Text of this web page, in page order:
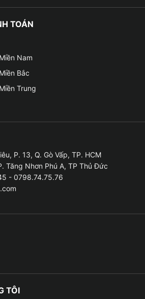
động của ánh sáng (cụ thể như
nháy theo nhạc, thời gian sao
chọn đổi màu qua Bluetooth với
điều khiển đổi chế độ màu
của sản phẩm trần sao:
Sau đó sử dụng modum để
chọn các hiệu ứng ánh sáng yêu
có thể tự điều chỉnh thông qua
hoặc điều khiển qua điện thoại
dòng xe và mật độ sao đã gắn
TOÁN
Nam
Bắc
Trung
P. 13, Q. Gò Vấp, TP. HCM
Tăng Nhơn Phú A, TP Thủ Đức
- 0798.74.75.76
TÔI